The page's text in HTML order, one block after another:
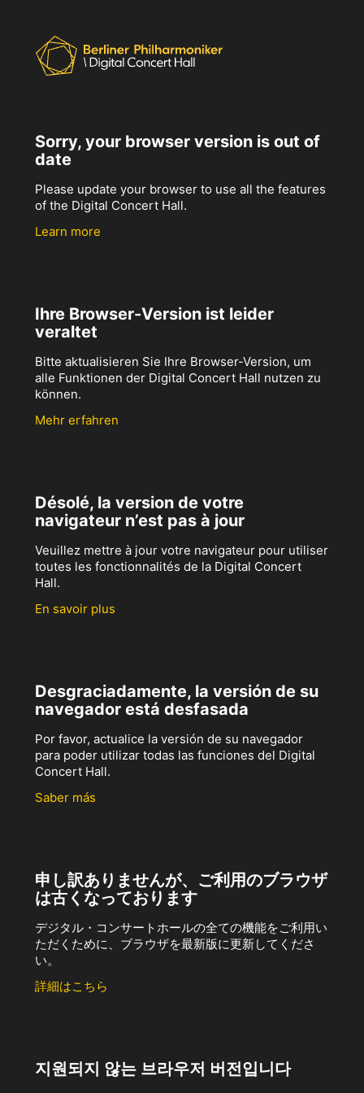
Sorry, your browser version is out of
date
Please update your browser to use all the features
of the Digital Concert Hall.
Learn more
Ihre Browser-Version ist leider
veraltet
Bitte aktualisieren Sie Ihre Browser-Version, um
alle Funktionen der Digital Concert Hall nutzen zu
können.
Mehr erfahren
Désolé, la version de votre
navigateur n’est pas à jour
Veuillez mettre à jour votre navigateur pour utiliser
toutes les fonctionnalités de la Digital Concert
Hall.
En savoir plus
Desgraciadamente, la versión de su
navegador está desfasada
Por favor, actualice la versión de su navegador
para poder utilizar todas las funciones del Digital
Concert Hall.
Saber más
申し訳ありませんが、ご利用のブラウザ
は古くなっております
デジタル・コンサートホールの全ての機能をご利用い
ただくために、ブラウザを最新版に更新してくださ
い。
詳細はこちら
지원되지 않는 브라우저 버전입니다